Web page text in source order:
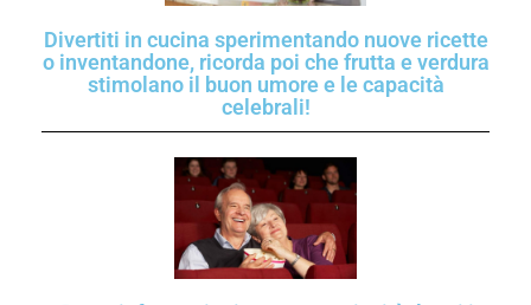
Divertiti in cucina sperimentando nuove ricette
o inventandone, ricorda poi che frutta e verdura
stimolano il buon umore e le capacità
celebrali!